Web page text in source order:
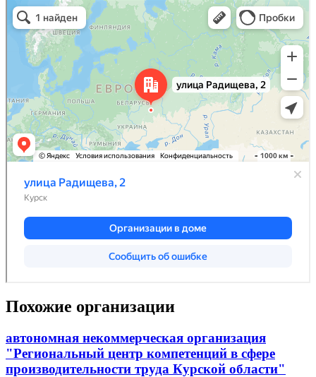
Похожие организации
автономная некоммерческая организация
"Региональный центр компетенций в сфере
производительности труда Курской области"